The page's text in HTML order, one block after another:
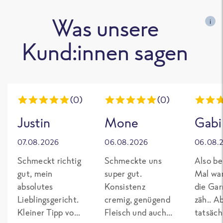
Was unsere
Kund:innen sagen
i
(0)
Justin
07.08.2026
Schmeckt richtig
gut, mein
absolutes
Lieblingsgericht.
Kleiner Tipp von
(0)
Mone
06.08.2026
Schmeckte uns
super gut.
Konsistenz
cremig, genügend
Fleisch und auch
Gabi
Also
Mal
die
zäh..